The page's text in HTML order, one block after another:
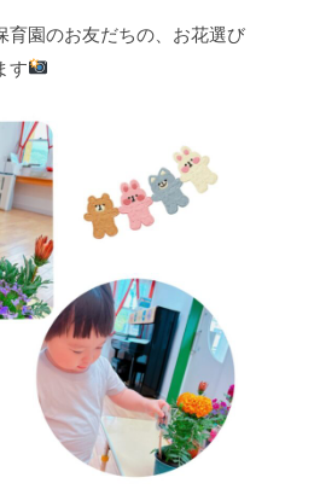
育園のお友だちの、お花選び
す